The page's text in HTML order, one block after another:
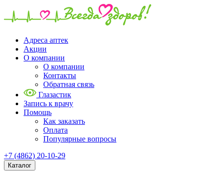
Адреса аптек
Акции
О компании
О компании
Контакты
Обратная связь
Глазастик
Запись к врачу
Помощь
Как заказать
Оплата
Популярные вопросы
+7 (4862) 20-10-29
Каталог